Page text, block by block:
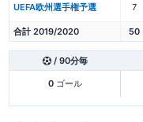
UEFA欧州選手権予選 7
合計 2019/2020 50
/ 90分毎
0ゴール